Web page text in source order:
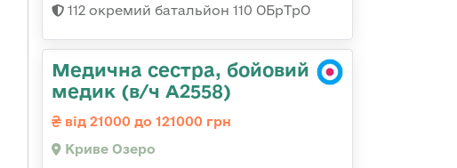
112 окремий батальйон 110 ОБрТрО
Медична сестра, бойовий
медик (в/ч А2558)
від 21000 до 121000 грн
Криве Озеро